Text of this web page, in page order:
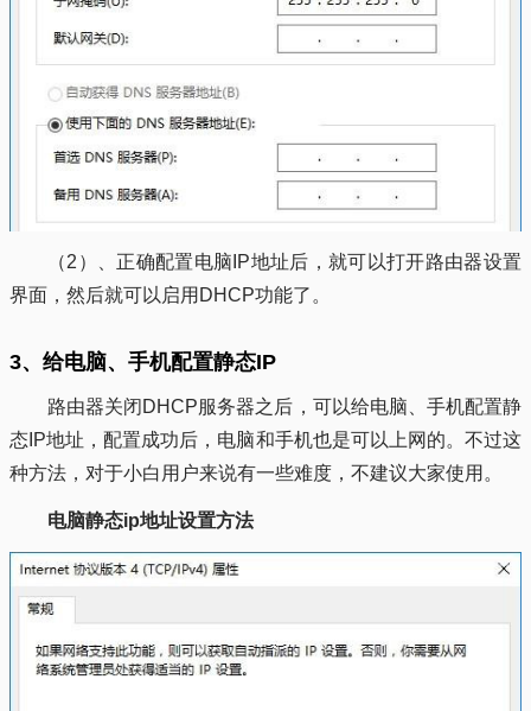
（2）、正确配置电脑IP地址后，就可以打开路由器设置
界面，然后就可以启用DHCP功能了。
3、给电脑、手机配置静态IP
路由器关闭DHCP服务器之后，可以给电脑、手机配置静
态IP地址，配置成功后，电脑和手机也是可以上网的。不过这
种方法，对于小白用户来说有一些难度，不建议大家使用。
电脑静态ip地址设置方法